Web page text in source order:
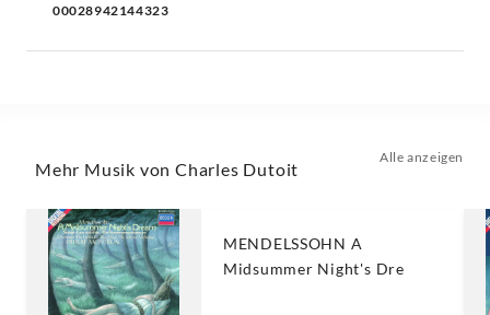
00028942144323
Mehr Musik von Charles Dutoit
Alle anzeigen
MENDELSSOHN A
Midsummer Night's Dre